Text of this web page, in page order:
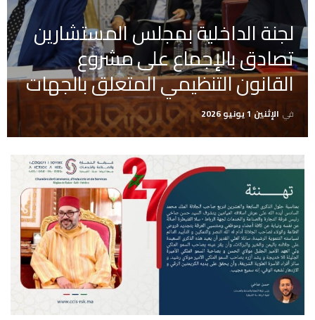
لجنة الداخلية بمجلس المستشارين
تصادق بالإجماع على مشروع
القانون التنظيمي المتعلق بالجهات
في الإثنين 1 يونيو 2026